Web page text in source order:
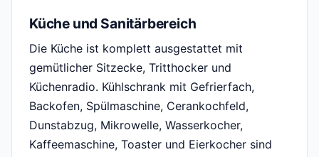
Küche und Sanitärbereich
Die Küche ist komplett ausgestattet mit
gemütlicher Sitzecke, Tritthocker und
Küchenradio. Kühlschrank mit Gefrierfach,
Backofen, Spülmaschine, Cerankochfeld,
Dunstabzug, Mikrowelle, Wasserkocher,
Kaffeemaschine, Toaster und Eierkocher sind